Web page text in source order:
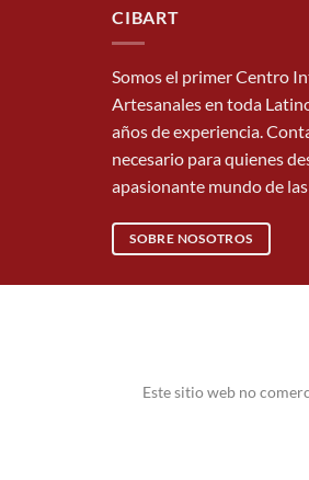
CIBART
Somos el primer Centro
Artesanales en toda
años de experiencia.
necesario para quienes
apasionante mundo de
SOBRE NOSOTROS
Este sitio web no